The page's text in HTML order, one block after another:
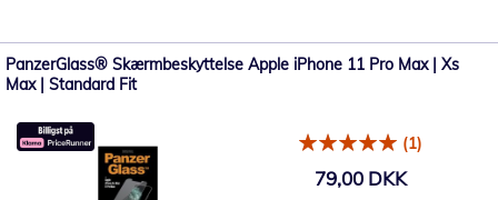
PanzerGlass® Skærmbeskyttelse Apple iPhone 11 Pro Max | Xs
Max | Standard Fit
(1)
79,00 DKK